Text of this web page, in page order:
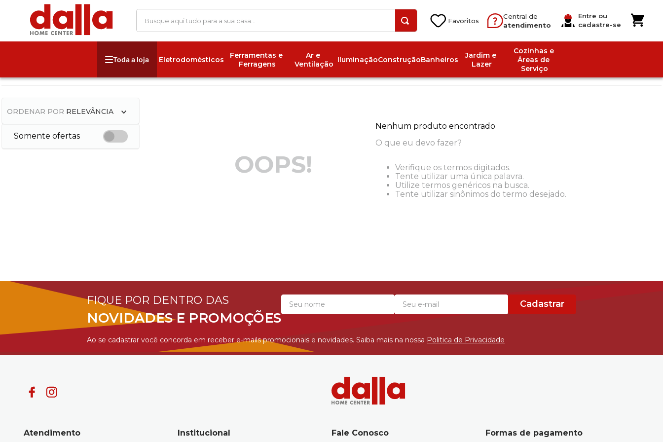
Busque aqui tudo para a sua casa...
Central de
atendimento
Entre ou
cadastre-se
Eletrodomésticos
Ferramentas e
Ferragens
Ar e
Ventilação IluminaçãoConstruçãoBanheiros
Jardim e
Lazer
Cozinhas e
Áreas de
Serviço
ORDENAR POR RELEVÂNCIA
Somente ofertas
OOPS!
Nenhum produto encontrado
O que eu devo fazer?
Verifique os termos digitados.
Tente utilizar uma única palavra.
Utilize termos genéricos na busca.
Tente utilizar sinônimos do termo desejado.
FIQUE POR DENTRO DAS
NOVIDADES E PROMOÇÕES
Ao se cadastrar você concorda em receber e-mails promocionais e novidades. Saiba mais na nossa Politica de Privacidade
Cadastrar
Atendimento Institucional Fale Conosco Formas de pagamento